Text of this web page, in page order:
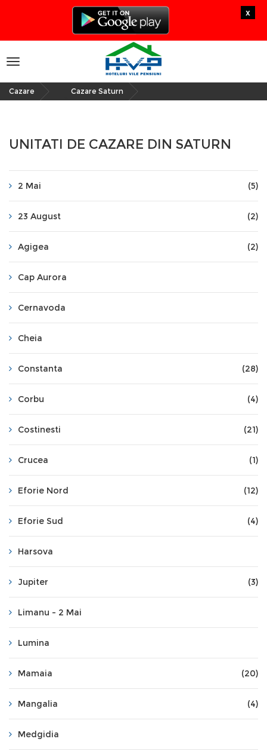
x
Toggle
navigation
Cazare Cazare Saturn
UNITATI DE CAZARE DIN SATURN
2 Mai (5)
23 August (2)
Agigea (2)
Cap Aurora
Cernavoda
Cheia
Constanta (28)
Corbu (4)
Costinesti (21)
Crucea (1)
Eforie Nord (12)
Eforie Sud (4)
Harsova
Jupiter (3)
Limanu - 2 Mai
Lumina
Mamaia (20)
Mangalia (4)
Medgidia